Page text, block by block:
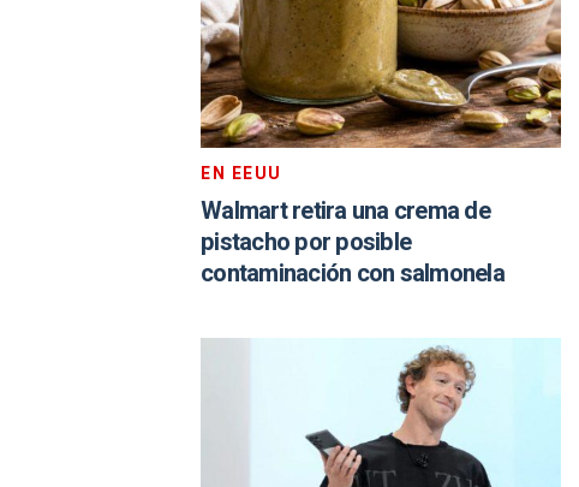
EN EEUU
Walmart retira una crema de
pistacho por posible
contaminación con salmonela